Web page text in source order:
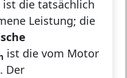
ist die tatsächlich
Leistung; die
ist die vom Motor
Der